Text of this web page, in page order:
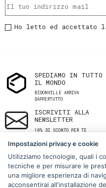
Ho letto ed accettato
SPEDIAMO IN TUTTO
IL MONDO
BIDONVILLE ARRIVA
DAPPERTUTTO
ISCRIVITI ALLA
NEWSLETTER
10% DI SCONTO PER TE
Impostazioni privacy e cookie
Utilizziamo tecnologie, quali i
tecniche e per misurare le
una migliore esperienza di
acconsentirai all'installazione